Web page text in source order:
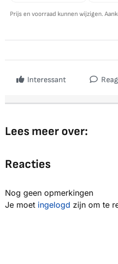
Prijs en voorraad kunnen wijzigen.
Interessant
Lees meer over:
Reacties
Nog geen opmerkingen
Je moet ingelogd zijn om te